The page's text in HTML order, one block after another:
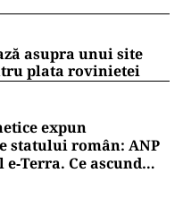
asupra unui site
plata rovinietei
expun
român: ANP
Ce ascund